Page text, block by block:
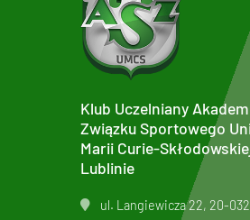
Klub Uczelniany
Związku Sportowego
Marii Curie-
Lublinie
ul. Langiewicza 22, 20-